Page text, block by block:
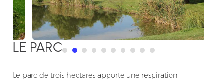
LE PARC
Le parc de trois hectares apporte une respiration